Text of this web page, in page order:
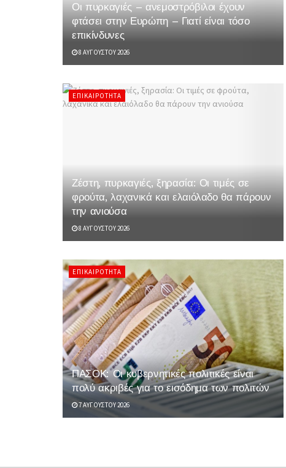
Οι πυρκαγιές – ανεμοστρόβιλοι έχουν
φτάσει στην Ευρώπη – Γιατί είναι τόσο
επικίνδυνες
8 ΑΥΓΟΎΣΤΟΥ 2026
ΕΠΙΚΑΙΡΌΤΗΤΑ
Ζέστη, πυρκαγιές, ξηρασία: Οι τιμές σε
φρούτα, λαχανικά και ελαιόλαδο θα πάρουν
την ανιούσα
8 ΑΥΓΟΎΣΤΟΥ 2026
ΕΠΙΚΑΙΡΌΤΗΤΑ
ΠΑΣΟΚ: Οι κυβερνητικές πολιτικές είναι
πολύ ακριβές για το εισόδημα των πολιτών
7 ΑΥΓΟΎΣΤΟΥ 2026